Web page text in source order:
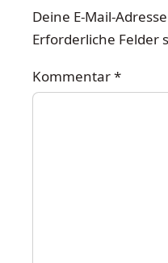
Deine E-Mail-
Erforderliche Felder
Kommentar*